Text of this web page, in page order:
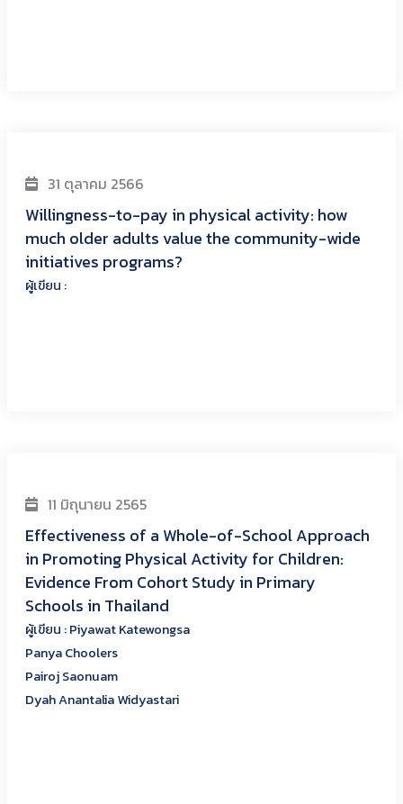
31 ตุลาคม 2566
Willingness-to-pay in physical activity: how